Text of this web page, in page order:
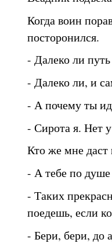
Когда воин
посторонился.
- Далеко ли
- Далеко ли, и
- А почему ты
- Сирота я. Нет
Кто же мне даст
- А тебе по душе
- Таких
поедешь, если
- Бери, бери, до